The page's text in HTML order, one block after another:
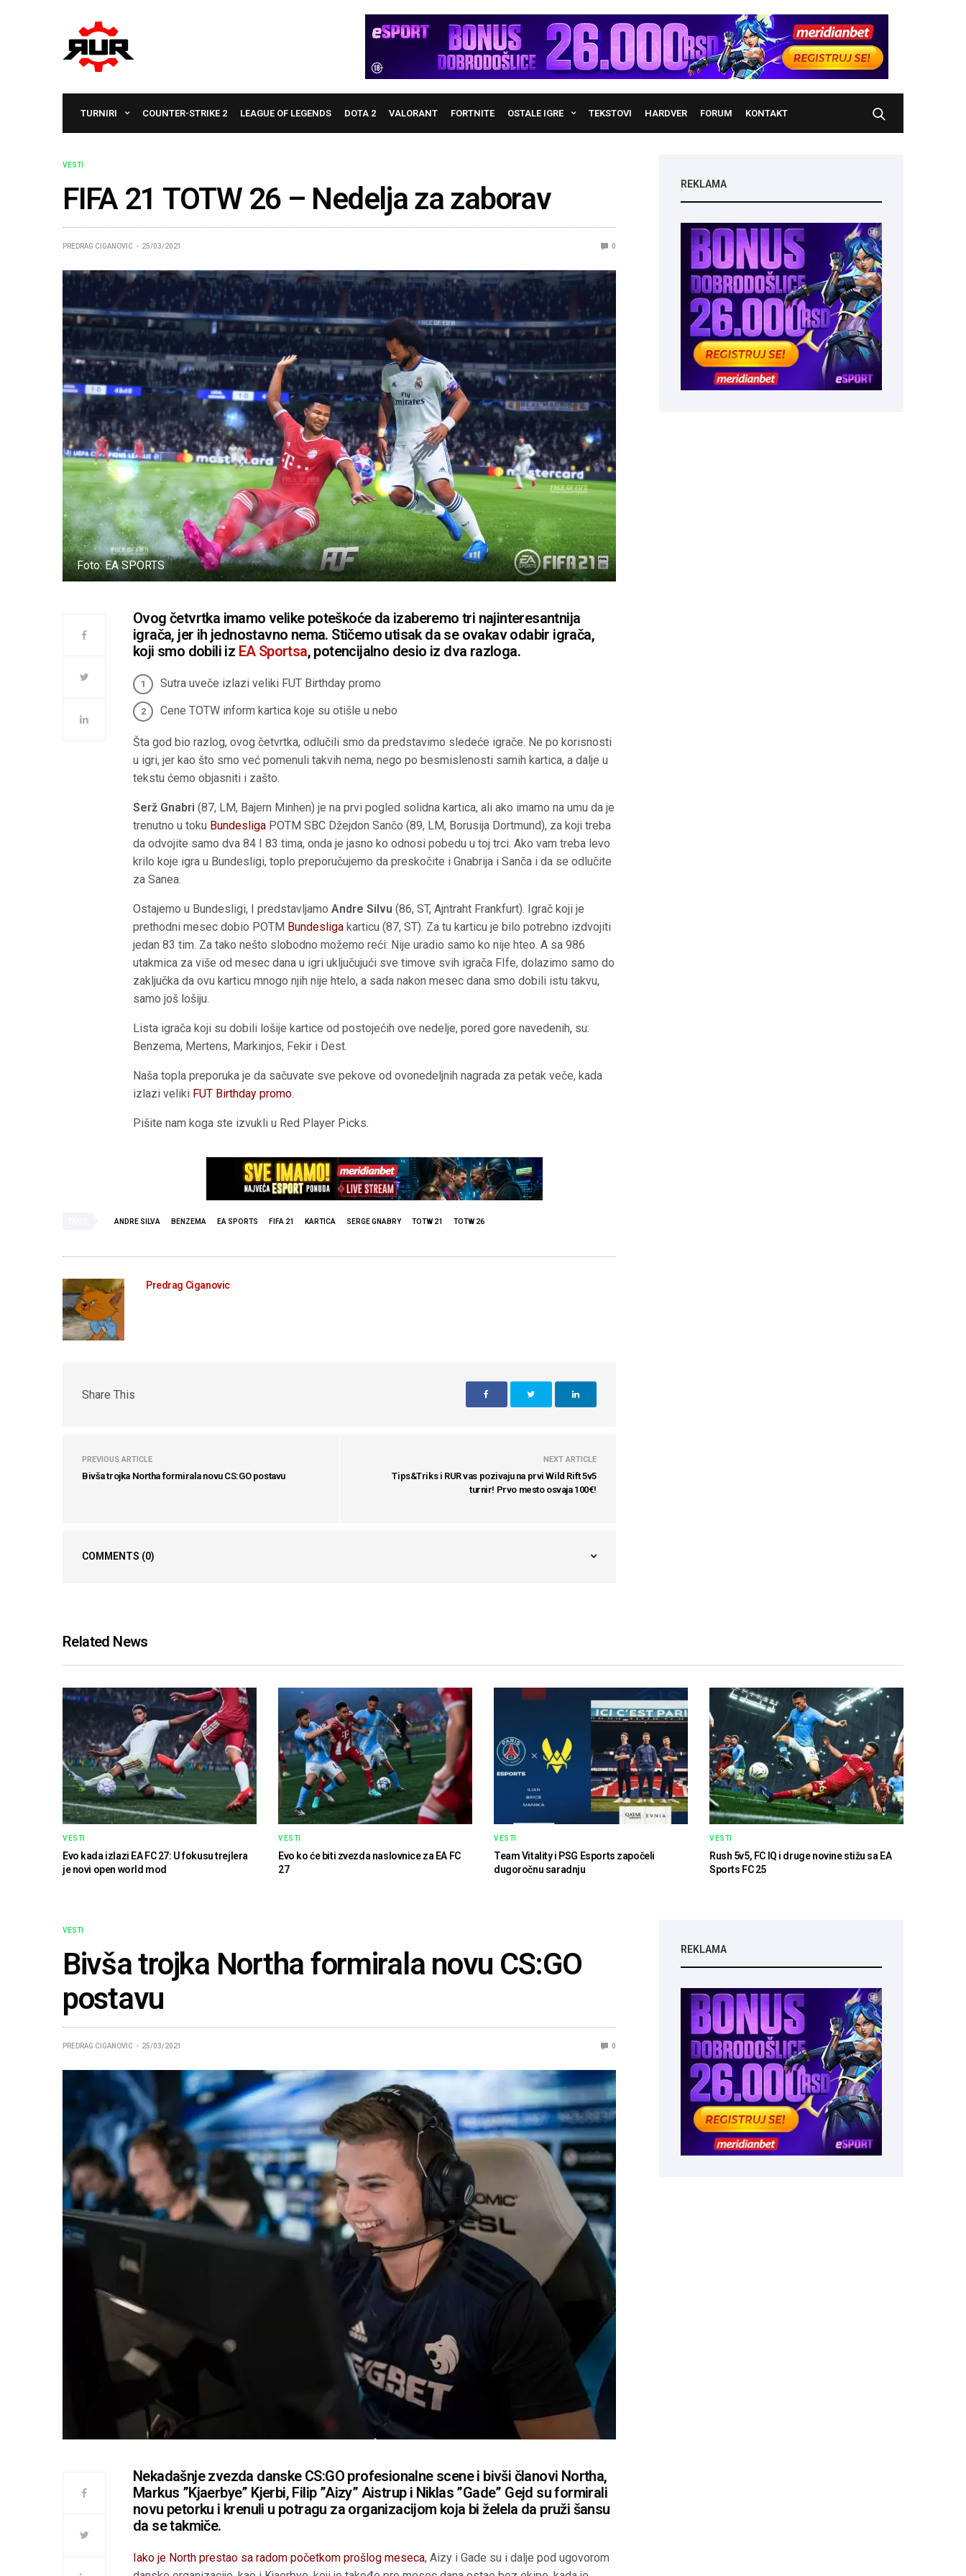
TURNIRI COUNTER-STRIKE 2 LEAGUE OF LEGENDS DOTA 2 VALORANT FORTNITE OSTALE IGRE TEKSTOVI HARDVER FORUM KONTAKT
VESTI
FIFA 21 TOTW 26 – Nedelja za zaborav
PREDRAG CIGANOVIC 25/03/2021 0
Foto: EA SPORTS
Ovog četvrtka imamo velike poteškoće da izaberemo tri najinteresantnija
igrača, jer ih jednostavno nema. Stičemo utisak da se ovakav odabir igrača,
koji smo dobili iz EA Sportsa, potencijalno desio iz dva razloga.
Sutra uveče izlazi veliki FUT Birthday promo
Cene TOTW inform kartica koje su otišle u nebo
Šta god bio razlog, ovog četvrtka, odlučili smo da predstavimo sledeće igrače. Ne po korisnosti
u igri, jer kao što smo već pomenuli takvih nema, nego po besmislenosti samih kartica, a dalje u
tekstu ćemo objasniti i zašto.
Serž Gnabri (87, LM, Bajern Minhen) je na prvi pogled solidna kartica, ali ako imamo na umu da je
trenutno u toku Bundesliga POTM SBC Džejdon Sančo (89, LM, Borusija Dortmund), za koji treba
da odvojite samo dva 84 I 83 tima, onda je jasno ko odnosi pobedu u toj trci. Ako vam treba levo
krilo koje igra u Bundesligi, toplo preporučujemo da preskočite i Gnabrija i Sanča i da se odlučite
za Sanea.
Ostajemo u Bundesligi, I predstavljamoAndre Silvu (86, ST, Ajntraht Frankfurt). Igrač koji je
prethodni mesec dobio POTM Bundesliga karticu (87, ST). Za tu karticu je bilo potrebno izdvojiti
jedan 83 tim. Za tako nešto slobodno možemo reći: Nije uradio samo ko nije hteo. A sa 986
utakmica za više od mesec dana u igri uključujući sve timove svih igrača FIfe, dolazimo samo do
zaključka da ovu karticu mnogo njih nije htelo, a sada nakon mesec dana smo dobili istu takvu,
samo još lošiju.
Lista igrača koji su dobili lošije kartice od postojećih ove nedelje, pored gore navedenih, su:
Benzema, Mertens, Markinjos, Fekir i Dest.
Naša topla preporuka je da sačuvate sve pekove od ovonedeljnih nagrada za petak veče, kada
izlazi veliki FUT Birthday promo.
Pišite nam koga ste izvukli u Red Player Picks.
ANDRE SILVA BENZEMA EA SPORTS FIFA 21 KARTICA SERGE GNABRY TOTW 21 TOTW 26
Predrag Ciganovic
Share This
PREVIOUS ARTICLE
Bivša trojka Northa formirala novu CS:GO postavu
NEXT ARTICLE
Tips&Triks i RUR vas pozivaju na prvi Wild Rift 5v5
turnir! Prvo mesto osvaja 100€!
COMMENTS (0)
REKLAMA
Related News
VESTI
Evo kada izlazi EA FC 27: U fokusu trejlera
je novi open world mod
VESTI
Evo ko će biti zvezda naslovnice za EA FC
27
VESTI
Team Vitality i PSG Esports započeli
dugoročnu saradnju
VESTI
Rush 5v5, FC IQ i druge novine stižu sa EA
Sports FC 25
VESTI
Bivša trojka Northa formirala novu CS:GO
postavu
PREDRAG CIGANOVIC 25/03/2021 0
Nekadašnje zvezda danske CS:GO profesionalne scene i bivši članovi Northa,
Markus ”Kjaerbye” Kjerbi, Filip ”Aizy” Aistrup i Niklas ”Gade” Gejd su formirali
novu petorku i krenuli u potragu za organizacijom koja bi želela da pruži šansu
da se takmiče.
Iako je North prestao sa radom početkom prošlog meseca, Aizy i Gade su i dalje pod ugovorom
REKLAMA